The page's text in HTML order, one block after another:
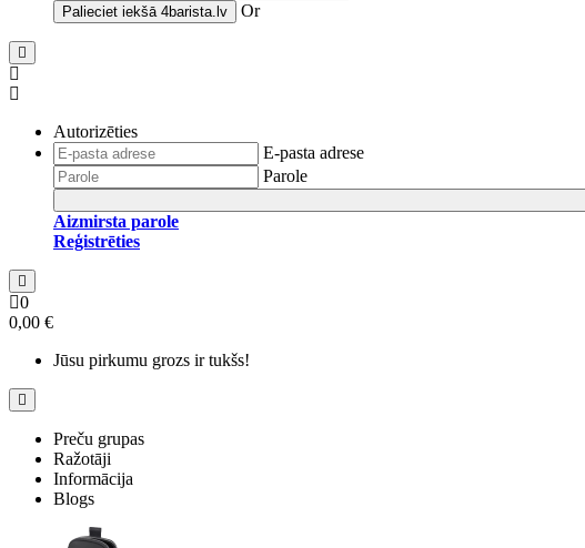
Palieciet iekšā 4barista.lv Or
Autorizēties
E-pasta adrese
Parole
Aizmirsta parole
Reģistrēties
0
0,00 €
Jūsu pirkumu grozs ir tukšs!
Preču grupas
Ražotāji
Informācija
Blogs